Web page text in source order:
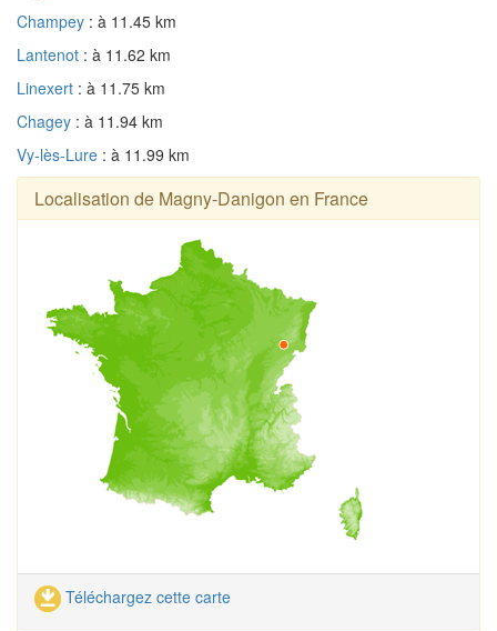
Champey : à 11.45 km
Lantenot : à 11.62 km
Linexert : à 11.75 km
Chagey : à 11.94 km
Vy-lès-Lure : à 11.99 km
Localisation de Magny-Danigon en France
Téléchargez cette carte